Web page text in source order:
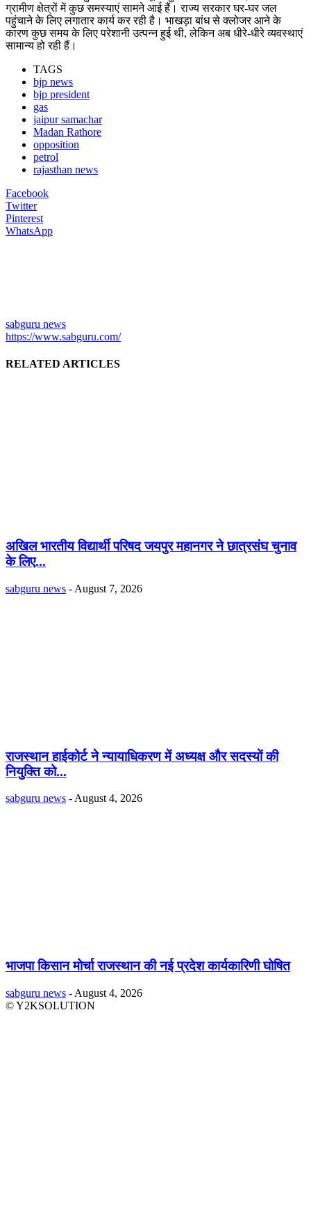
ग्रामीण क्षेत्रों में कुछ समस्याएं सामने आई हैं। राज्य सरकार घर-घर जल
पहुंचाने के लिए लगातार कार्य कर रही है। भाखड़ा बांध से क्लोजर आने के
कारण कुछ समय के लिए परेशानी उत्पन्न हुई थी, लेकिन अब धीरे-धीरे व्यवस्थाएं
सामान्य हो रही हैं।
TAGS
bjp news
bjp president
gas
jaipur samachar
Madan Rathore
opposition
petrol
rajasthan news
Facebook
Twitter
Pinterest
WhatsApp
sabguru news
https://www.sabguru.com/
RELATED ARTICLES
अखिल भारतीय विद्यार्थी परिषद जयपुर महानगर ने छात्रसंघ चुनाव
के लिए...
sabguru news - August 7, 2026
राजस्थान हाईकोर्ट ने न्यायाधिकरण में अध्यक्ष और सदस्यों की
नियुक्ति को...
sabguru news - August 4, 2026
भाजपा किसान मोर्चा राजस्थान की नई प्रदेश कार्यकारिणी घोषित
sabguru news - August 4, 2026
© Y2KSOLUTION